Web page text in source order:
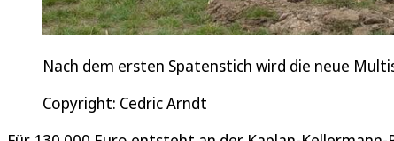
Nach dem ersten Spatenstich wird die neue
Copyright: Cedric Arndt